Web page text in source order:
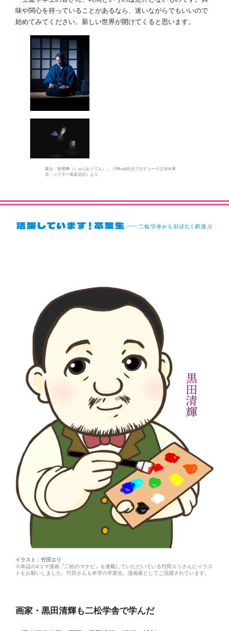
味や関心を持っていることがあるなら、迷いながらでもいいので
始めてみてください。新しい世界が開けてくると思います。
舞台『春鶯囀（しゅんおうてん）』（Office8次元プロデュース公演＠東
京・シアター風姿花伝）より
イラスト：竹田エリ
※本誌の4コマ漫画『二松のマナビ』を連載していただいている竹田エリさんにイラス
トをお願いしました。竹田さんも本学の卒業生。漫画家としてご活躍されています。
画家・黒田清輝も二松学舎で学んだ